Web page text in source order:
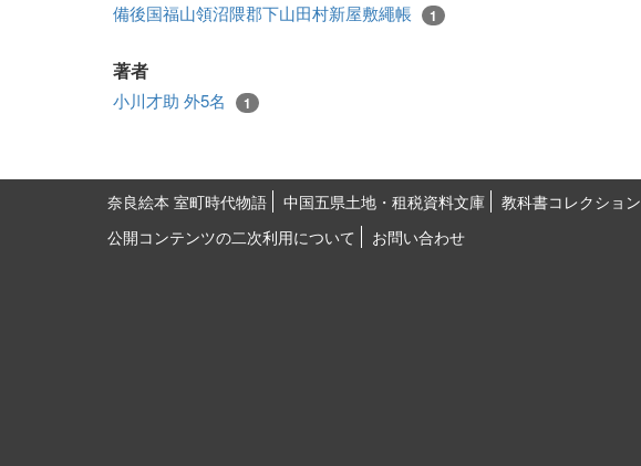
備後国福山領沼隈郡下山田村新屋敷繩帳 1
著者
小川才助 外5名 1
奈良絵本 室町時代物語 中国五県土地・租税資料文庫
教科書コレクション
公開コンテンツの二次利用について
お問い合わせ